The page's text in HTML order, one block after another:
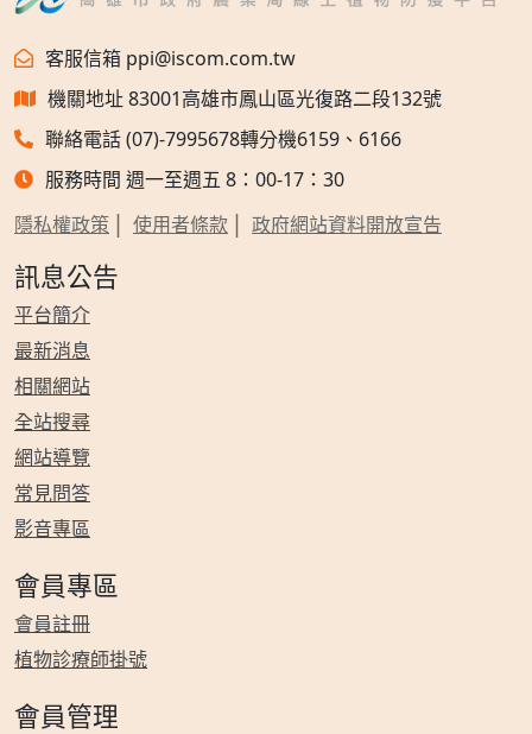
客服信箱 ppi@iscom.com.tw
機關地址 83001高雄市鳳山區光復路二段132號
聯絡電話 (07)-7995678轉分機6159、6166
服務時間 週一至週五 8：00-17：30
隱私權政策
使用者條款 政府網站資料開放宣告
訊息公告
平台簡介
最新消息
相關網站
全站搜尋
網站導覽
常見問答
影音專區
會員專區
會員註冊
植物診療師掛號
會員管理